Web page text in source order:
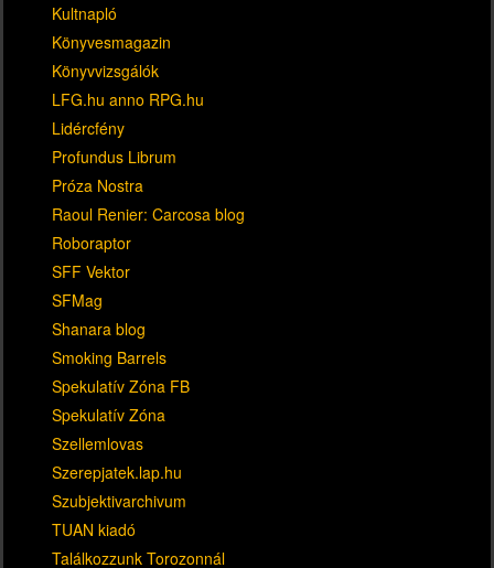
Kultnapló
Könyvesmagazin
Könyvvizsgálók
LFG.hu anno RPG.hu
Lidércfény
Profundus Librum
Próza Nostra
Raoul Renier: Carcosa blog
Roboraptor
SFF Vektor
SFMag
Shanara blog
Smoking Barrels
Spekulatív Zóna FB
Spekulatív Zóna
Szellemlovas
Szerepjatek.lap.hu
Szubjektivarchivum
TUAN kiadó
Találkozzunk Torozonnál